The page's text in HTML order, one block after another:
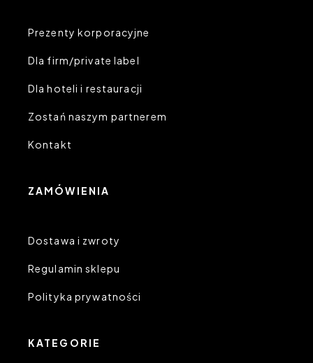
Prezenty korporacyjne
Dla firm/private label
Dla hoteli i restauracji
Zostań naszym partnerem
Kontakt
ZAMÓWIENIA
Dostawa i zwroty
Regulamin sklepu
Polityka prywatności
KATEGORIE